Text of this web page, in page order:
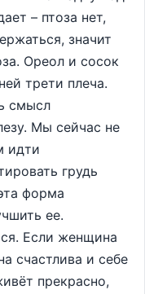
– птоза нет,
значит
Ореол и сосок
трети плеча.
смысл
Мы сейчас не
идти
грудь
форма
ее.
Если женщина
счастлива и себе
прекрасно,